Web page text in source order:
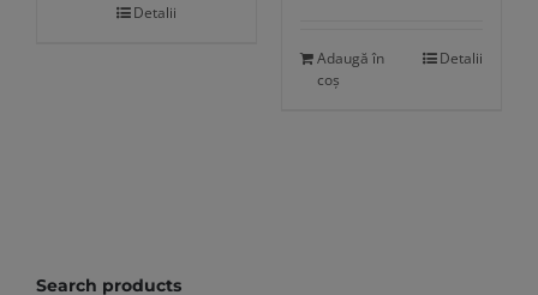
Detalii
Adaugă în
coș
Detalii
Search products